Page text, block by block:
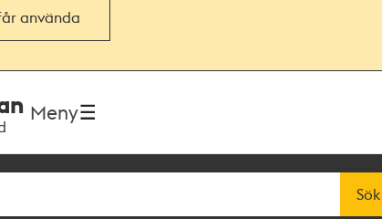
använda
Meny
Sök